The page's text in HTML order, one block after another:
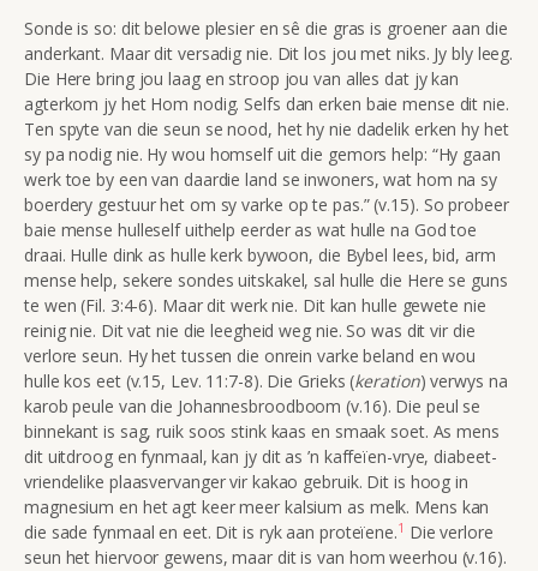
Sonde is so: dit belowe plesier en sê die gras is groener aan die
anderkant. Maar dit versadig nie. Dit los jou met niks. Jy bly leeg.
Die Here bring jou laag en stroop jou van alles dat jy kan
agterkom jy het Hom nodig. Selfs dan erken baie mense dit nie.
Ten spyte van die seun se nood, het hy nie dadelik erken hy het
sy pa nodig nie. Hy wou homself uit die gemors help: “Hy gaan
werk toe by een van daardie land se inwoners, wat hom na sy
boerdery gestuur het om sy varke op te pas.” (v.15). So probeer
baie mense hulleself uithelp eerder as wat hulle na God toe
draai. Hulle dink as hulle kerk bywoon, die Bybel lees, bid, arm
mense help, sekere sondes uitskakel, sal hulle die Here se guns
te wen (Fil. 3:4-6). Maar dit werk nie. Dit kan hulle gewete nie
reinig nie. Dit vat nie die leegheid weg nie. So was dit vir die
verlore seun. Hy het tussen die onrein varke beland en wou
hulle kos eet (v.15, Lev. 11:7-8). Die Grieks (keration) verwys na
karob peule van die Johannesbroodboom (v.16). Die peul se
binnekant is sag, ruik soos stink kaas en smaak soet. As mens
dit uitdroog en fynmaal, kan jy dit as ’n kaffeïen-vrye, diabeet-
vriendelike plaasvervanger vir kakao gebruik. Dit is hoog in
magnesium en het agt keer meer kalsium as melk. Mens kan
die sade fynmaal en eet. Dit is ryk aan proteïene.1 Die verlore
seun het hiervoor gewens, maar dit is van hom weerhou (v.16).